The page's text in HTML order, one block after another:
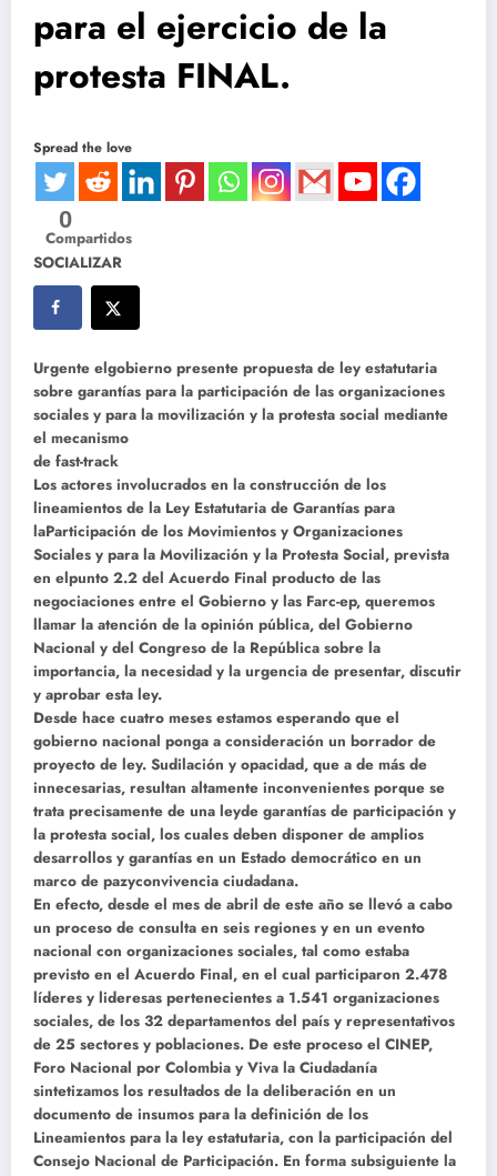
para el ejercicio de la
protesta FINAL.
Spread the love
0
Compartidos
SOCIALIZAR
Urgente elgobierno presente propuesta de ley estatutaria
sobre garantías para la participación de las organizaciones
sociales y para la movilización y la protesta social mediante
el mecanismo
de fast-track
Los actores involucrados en la construcción de los
lineamientos de la Ley Estatutaria de Garantías para
laParticipación de los Movimientos y Organizaciones
Sociales y para la Movilización y la Protesta Social, prevista
en elpunto 2.2 del Acuerdo Final producto de las
negociaciones entre el Gobierno y las Farc-ep, queremos
llamar la atención de la opinión pública, del Gobierno
Nacional y del Congreso de la República sobre la
importancia, la necesidad y la urgencia de presentar, discutir
y aprobar esta ley.
Desde hace cuatro meses estamos esperando que el
gobierno nacional ponga a consideración un borrador de
proyecto de ley. Sudilación y opacidad, que a de más de
innecesarias, resultan altamente inconvenientes porque se
trata precisamente de una leyde garantías de participación y
la protesta social, los cuales deben disponer de amplios
desarrollos y garantías en un Estado democrático en un
marco de pazyconvivencia ciudadana.
En efecto, desde el mes de abril de este año se llevó a cabo
un proceso de consulta en seis regiones y en un evento
nacional con organizaciones sociales, tal como estaba
previsto en el Acuerdo Final, en el cual participaron 2.478
líderes y lideresas pertenecientes a 1.541 organizaciones
sociales, de los 32 departamentos del país y representativos
de 25 sectores y poblaciones. De este proceso el CINEP,
Foro Nacional por Colombia y Viva la Ciudadanía
sintetizamos los resultados de la deliberación en un
documento de insumos para la definición de los
Lineamientos para la ley estatutaria, con la participación del
Consejo Nacional de Participación. En forma subsiguiente la